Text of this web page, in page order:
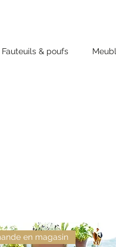
Fauteuils & poufs
en magasin